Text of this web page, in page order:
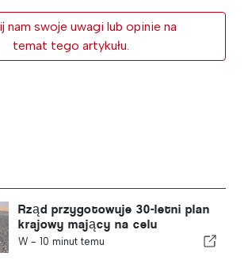
nam swoje uwagi lub opinie na
temat tego artykułu.
Rząd przygotowuje 30-letni plan
krajowy mający na celu
zwiększenie odporności
W - 10 minut temu